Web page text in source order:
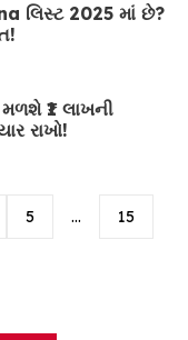
લિસ્ટ 2025 માં છે?
₹1 લાખની
રાખો!
5 … 15